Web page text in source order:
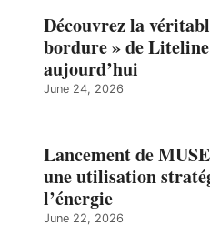
Découvrez la
bordure » de
aujourd’hui
June 24, 2026
Lancement de
une utilisation
l’énergie
June 22, 2026